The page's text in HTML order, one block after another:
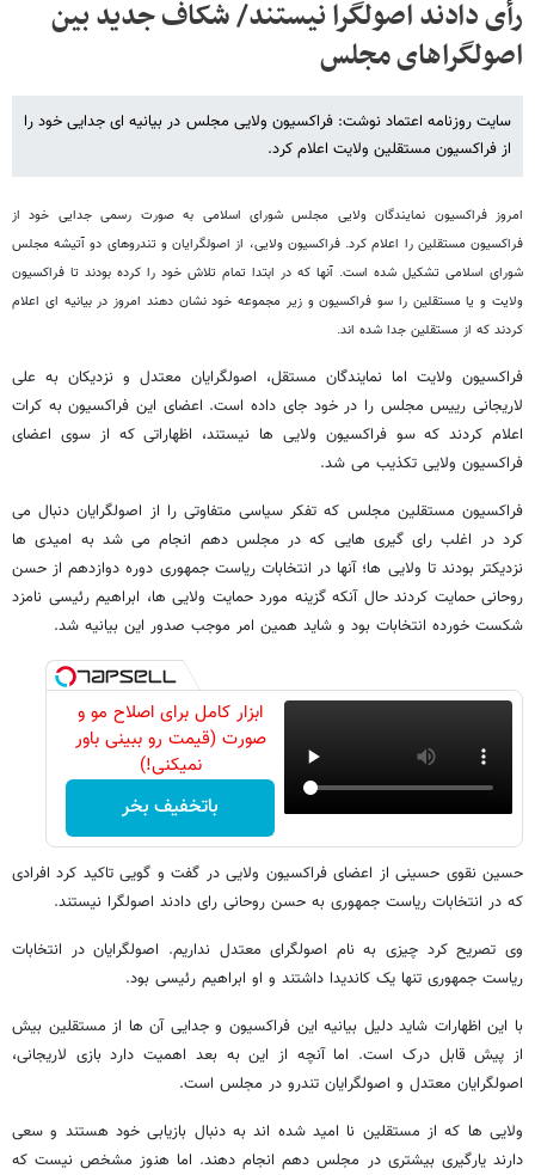
رأی دادند اصولگرا نیستند/ شکاف جدید بین
اصولگراهای مجلس
سایت روزنامه اعتماد نوشت: فراکسیون ولایی مجلس در بیانیه ای جدایی خود را
از فراکسیون مستقلین ولایت اعلام کرد.
امروز فراکسیون نمایندگان ولایی مجلس شورای اسلامی به صورت رسمی جدایی خود از
فراکسیون مستقلین را اعلام کرد. فراکسیون ولایی، از اصولگرایان و تندروهای دو آتیشه مجلس
شورای اسلامی تشکیل شده است. آنها که در ابتدا تمام تلاش خود را کرده بودند تا فراکسیون
ولایت و یا مستقلین را سو فراکسیون و زیر مجموعه خود نشان دهند امروز در بیانیه ای اعلام
کردند که از مستقلین جدا شده اند.
فراکسیون ولایت اما نمایندگان مستقل، اصولگرایان معتدل و نزدیکان به علی
لاریجانی رییس مجلس را در خود جای داده است. اعضای این فراکسیون به کرات
اعلام کردند که سو فراکسیون ولایی ها نیستند، اظهاراتی که از سوی اعضای
فراکسیون ولایی تکذیب می شد.
فراکسیون مستقلین مجلس که تفکر سیاسی متفاوتی را از اصولگرایان دنبال می
کرد در اغلب رای گیری هایی که در مجلس دهم انجام می شد به امیدی ها
نزدیکتر بودند تا ولایی ها؛ آنها در انتخابات ریاست جمهوری دوره دوازدهم از حسن
روحانی حمایت کردند حال آنکه گزینه مورد حمایت ولایی ها، ابراهیم رئیسی نامزد
شکست خورده انتخابات بود و شاید همین امر موجب صدور این بیانیه شد.
ابزار کامل برای اصلاح مو و
صورت (قیمت رو ببینی باور
نمیکنی!)
باتخفیف بخر
حسین نقوی حسینی از اعضای فراکسیون ولایی در گفت و گویی تاکید کرد افرادی
که در انتخابات ریاست جمهوری به حسن روحانی رای دادند اصولگرا نیستند.
وی تصریح کرد چیزی به نام اصولگرای معتدل نداریم. اصولگرایان در انتخابات
ریاست جمهوری تنها یک کاندیدا داشتند و او ابراهیم رئیسی بود.
با این اظهارات شاید دلیل بیانیه این فراکسیون و جدایی آن ها از مستقلین بیش
از پیش قابل درک است. اما آنچه از این به بعد اهمیت دارد بازی لاریجانی،
اصولگرایان معتدل و اصولگرایان تندرو در مجلس است.
ولایی ها که از مستقلین نا امید شده اند به دنبال بازیابی خود هستند و سعی
دارند یارگیری بیشتری در مجلس دهم انجام دهند. اما هنوز مشخص نیست که